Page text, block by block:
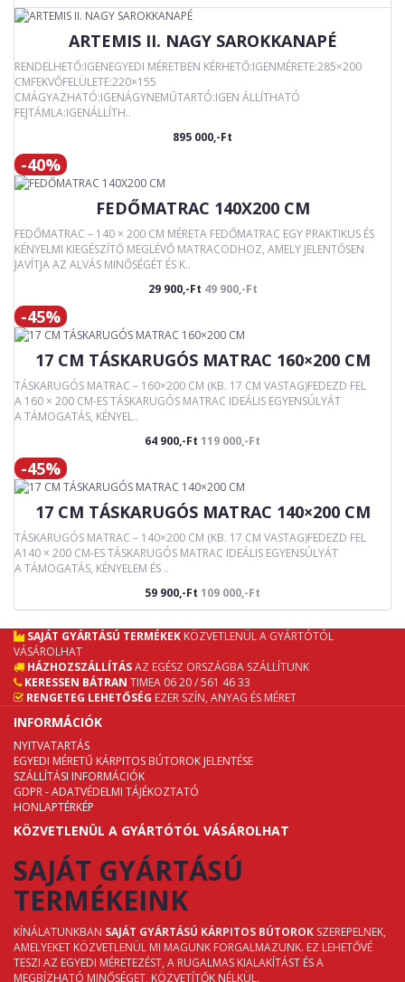
ARTEMIS II. NAGY SAROKKANAPÉ
RENDELHETŐ:IGENEGYEDI MÉRETBEN KÉRHETŐ:IGENMÉRETE:285×200
CMFEKVŐFELÜLETE:220×155
CMÁGYAZHATÓ:IGENÁGYNEMŰTARTÓ:IGEN ÁLLÍTHATÓ
FEJTÁMLA:IGENÁLLÍTH..
895 000,-Ft
-40%
FEDŐMATRAC 140X200 CM
FEDŐMATRAC – 140 × 200 CM MÉRETA FEDŐMATRAC EGY PRAKTIKUS ÉS
KÉNYELMI KIEGÉSZÍTŐ MEGLÉVŐ MATRACODHOZ, AMELY JELENTŐSEN
JAVÍTJA AZ ALVÁS MINŐSÉGÉT ÉS K..
29 900,-Ft 49 900,-Ft
-45%
17 CM TÁSKARUGÓS MATRAC 160×200 CM
TÁSKARUGÓS MATRAC – 160×200 CM (KB. 17 CM VASTAG)FEDEZD FEL
A 160 × 200 CM-ES TÁSKARUGÓS MATRAC IDEÁLIS EGYENSÚLYÁT
A TÁMOGATÁS, KÉNYEL..
64 900,-Ft 119 000,-Ft
-45%
17 CM TÁSKARUGÓS MATRAC 140×200 CM
TÁSKARUGÓS MATRAC – 140×200 CM (KB. 17 CM VASTAG)FEDEZD FEL
A140 × 200 CM-ES TÁSKARUGÓS MATRAC IDEÁLIS EGYENSÚLYÁT
A TÁMOGATÁS, KÉNYELEM ÉS ..
59 900,-Ft 109 000,-Ft
SAJÁT GYÁRTÁSÚ TERMÉKEK KÖZVETLENÜL A GYÁRTÓTÓL
VÁSÁROLHAT
HÁZHOZSZÁLLÍTÁSAZ EGÉSZ ORSZÁGBA SZÁLLÍTUNK
KERESSEN BÁTRAN TIMEA 06 20 / 561 46 33
RENGETEG LEHETŐSÉG EZER SZÍN, ANYAG ÉS MÉRET
INFORMÁCIÓK
NYITVATARTÁS
EGYEDI MÉRETŰ KÁRPITOS BÚTOROK JELENTÉSE
SZÁLLÍTÁSI INFORMÁCIÓK
GDPR - ADATVÉDELMI TÁJÉKOZTATÓ
HONLAPTÉRKÉP
KÖZVETLENÜL A GYÁRTÓTÓL VÁSÁROLHAT
SAJÁT GYÁRTÁSÚ
TERMÉKEINK
KÍNÁLATUNKBAN SAJÁT GYÁRTÁSÚ KÁRPITOS BÚTOROK SZEREPELNEK,
AMELYEKET KÖZVETLENÜL MI MAGUNK FORGALMAZUNK. EZ LEHETŐVÉ
TESZI AZ EGYEDI MÉRETEZÉST, A RUGALMAS KIALAKÍTÁST ÉS A
MEGBÍZHATÓ MINŐSÉGET, KÖZVETÍTŐK NÉLKÜL.